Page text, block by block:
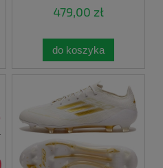
479,00 zł
do koszyka